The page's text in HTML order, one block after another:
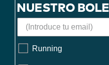
NUESTRO
Running